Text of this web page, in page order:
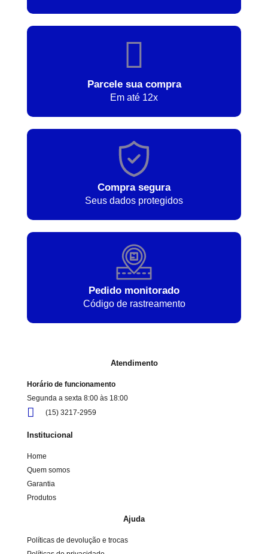
Parcele sua compra
Em até 12x
Compra segura
Seus dados protegidos
Pedido monitorado
Código de rastreamento
Atendimento
Horário de funcionamento
Segunda a sexta 8:00 às 18:00
(15) 3217-2959
Institucional
Home
Quem somos
Garantia
Produtos
Ajuda
Políticas de devolução e trocas